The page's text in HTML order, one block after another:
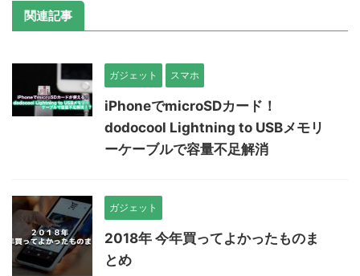
関連記事
ガジェット スマホ
iPhoneでmicroSDカード！
dodocool Lightning to USBメモリ
ーケーブルで容量不足解消
ガジェット
2018年 今年買ってよかったものま
とめ